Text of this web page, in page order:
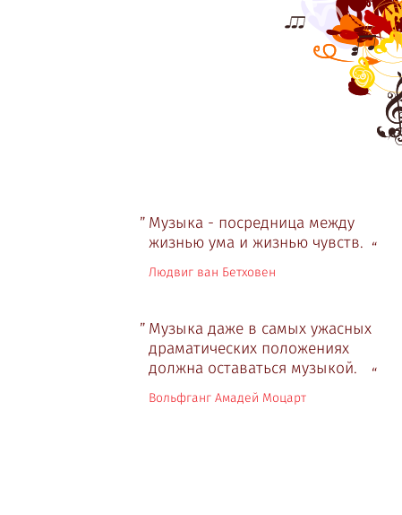
Музыка - посредница между
жизнью ума и жизнью чувств.
Людвиг ван Бетховен
Музыка даже в самых ужасных
драматических положениях
должна оставаться музыкой.
Вольфганг Амадей Моцарт